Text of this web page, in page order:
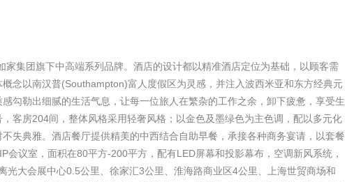
家集团旗下中高端系列品牌。酒店的设计都以精准酒店定位为基础，以顾客需
念以南汉普(Southampton)富人度假区为灵感，并注入波西米亚和东方经典元
勾勒出细腻的生活气息，让每一位旅人在繁杂的工作之余，卸下疲惫，享受生
客房204间，整体风格采用轻奢风格；以金色及墨绿色为主色调，配以多元化
失典雅。酒店餐厅提供精美的中西结合自助早餐，承接各种商务宴请，以套餐
会议室，面积在80平方-200平方，配有LED屏幕和投影幕布，空调新风系统，
光大会展中心0.5公里、徐家汇3公里、淮海路商业区4公里、上海世贸商场和